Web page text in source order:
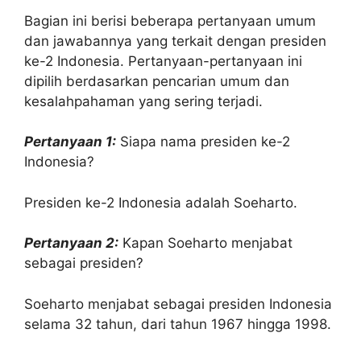
Bagian ini berisi beberapa pertanyaan umum
dan jawabannya yang terkait dengan presiden
ke-2 Indonesia. Pertanyaan-pertanyaan ini
dipilih berdasarkan pencarian umum dan
kesalahpahaman yang sering terjadi.
Pertanyaan 1: Siapa nama presiden ke-2
Indonesia?
Presiden ke-2 Indonesia adalah Soeharto.
Pertanyaan 2: Kapan Soeharto menjabat
sebagai presiden?
Soeharto menjabat sebagai presiden Indonesia
selama 32 tahun, dari tahun 1967 hingga 1998.